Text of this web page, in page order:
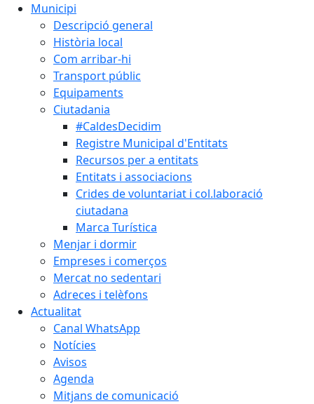
Municipi
Descripció general
Història local
Com arribar-hi
Transport públic
Equipaments
Ciutadania
#CaldesDecidim
Registre Municipal d'Entitats
Recursos per a entitats
Entitats i associacions
Crides de voluntariat i col.laboració
ciutadana
Marca Turística
Menjar i dormir
Empreses i comerços
Mercat no sedentari
Adreces i telèfons
Actualitat
Canal WhatsApp
Notícies
Avisos
Agenda
Mitjans de comunicació